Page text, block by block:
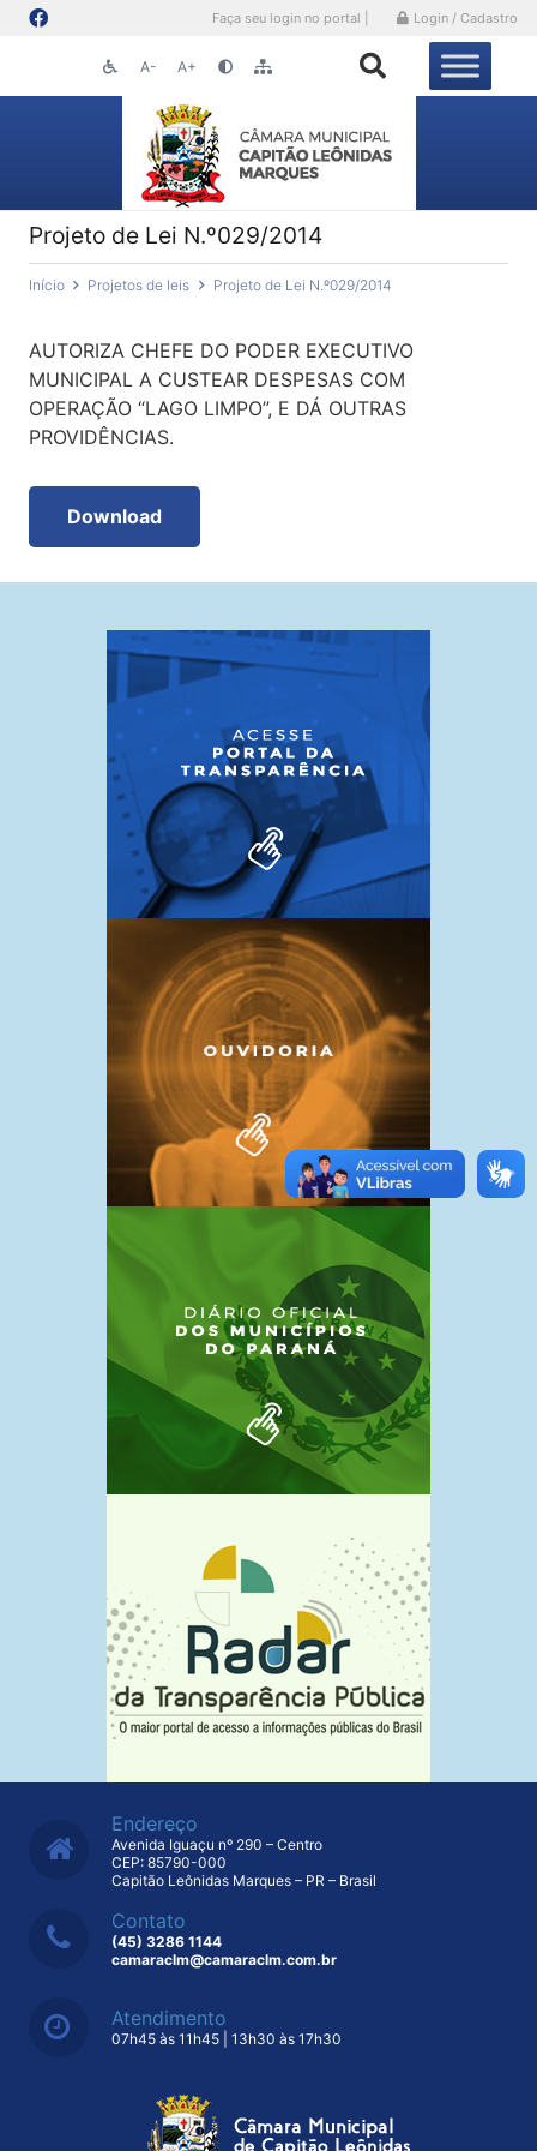
Faça seu login no portal | Login / Cadastro
A- A+
Projeto de Lei N.º029/2014
Início Projetos de leis Projeto de Lei N.º029/2014
AUTORIZA CHEFE DO PODER EXECUTIVO
MUNICIPAL A CUSTEAR DESPESAS COM
OPERAÇÃO “LAGO LIMPO”, E DÁ OUTRAS
PROVIDÊNCIAS.
Download
Endereço
Avenida Iguaçu nº 290 – Centro
CEP: 85790-000
Capitão Leônidas Marques – PR – Brasil
Contato
(45) 3286 1144
camaraclm@camaraclm.com.br
Atendimento
07h45 às 11h45 | 13h30 às 17h30